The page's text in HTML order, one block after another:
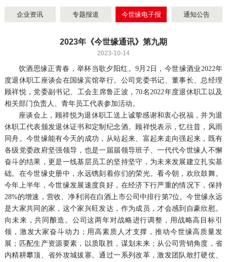
企业资讯 专题报道 今世缘电子报 通知公告
2023年《今世缘通讯》第九期
2023-10-14
饮酒思缘正青春，举杯当歌夕阳红。9月2日，今世缘酒业2022年
度退休职工座谈会在国缘宾馆举行。公司党委书记、董事长、总经理
顾祥悦，党委副书记、工会主席鲁正波，70名2022年度退休职工以及
相关部门负责人、青年员工代表参加活动。
座谈会上，顾祥悦为退休职工送上诚挚感谢和衷心祝福，并为退
休职工代表颁发退休证书和定制纪念酒。顾祥悦表示，忆往昔，风雨
同舟。今世缘能有今天的成功，从站起来、富起来走向强起来，既有
各级党委政府坚强领导，也是一届届领导班子、一代代今世缘人不懈
奋斗的结果，更是一线基层员工的坚持坚守，为未来发展建立扎实基
础。在今世缘史册中，永远镌刻着你们的荣光。看今朝，欢欣鼓舞。
今年上半年，今世缘发展速度良好，在经济下行严重的情况下，保持
28%的增速，营收、净利润在白酒上市公司中排行第7位。今世缘永远
是大家共同的家，这个家兴旺发达，作为成员，才会感到自豪欣慰。
向未来，共同酿造。公司这两年对战略进行调整，用战略高目标引
领，激发大家奋斗动力；用高素质人才支撑，推动今世缘高质量发
展；匹配生产资源要素，以质取胜，谋划未来；从公司营销角度，省
内精耕攀顶、省外攻城拔寨。通过一系列改革，激发团队敢打硬仗、